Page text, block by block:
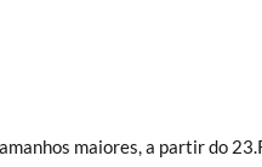
sua casa não lhe servirem,
A nossa equipa de Atendimento
15,7 16,4 17,0 17,7